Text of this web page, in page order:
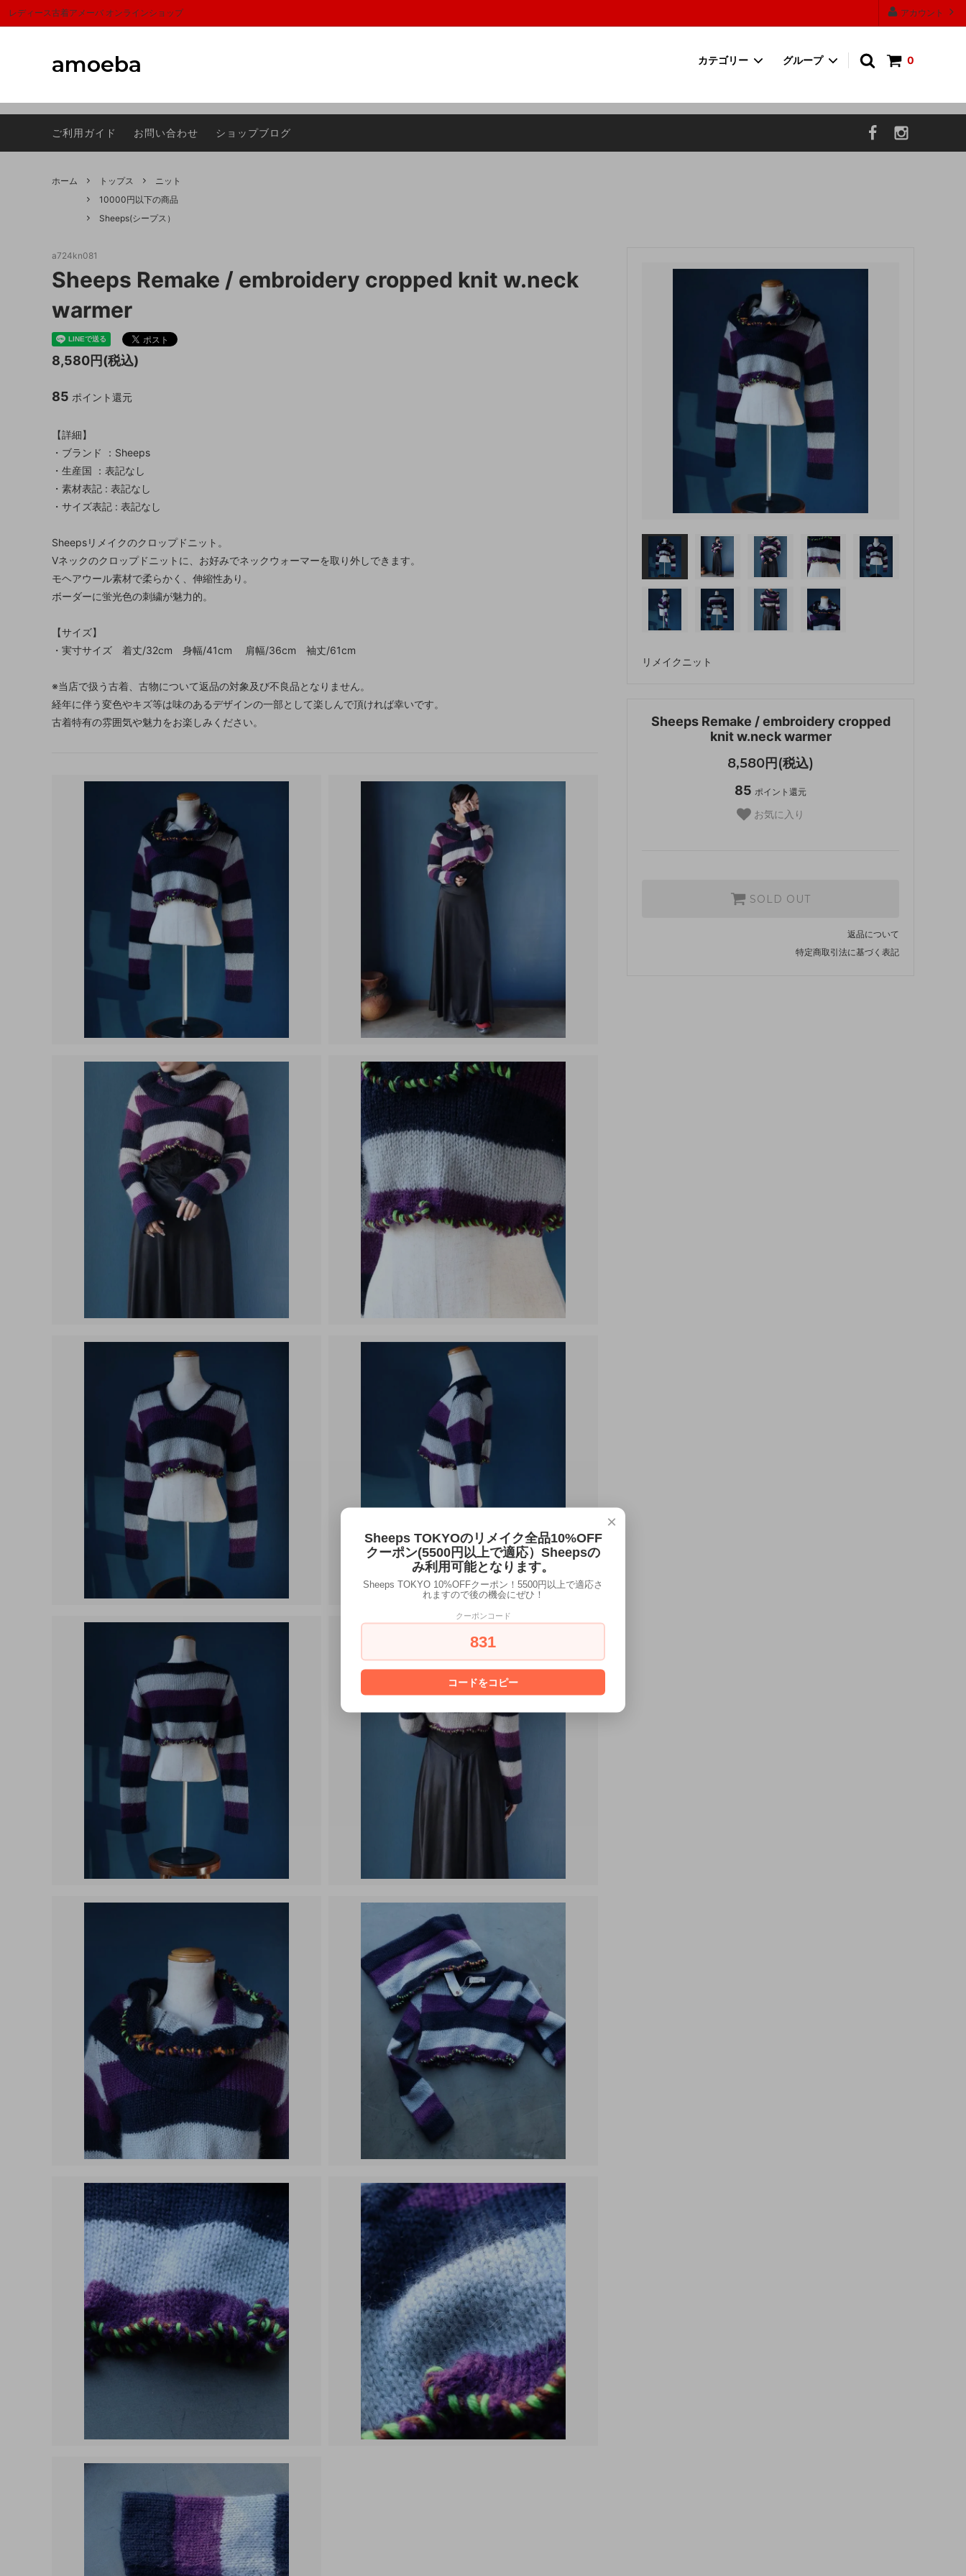
アカウント
レディース古着アメーバ オンラインショップ
amoeba 0
カテゴリー
スカーフ シューズ
グループ
Sheeps(シープス） ラグマット
ェ)
ご利用ガイド お問い合わせ ショップブログ
ホーム トップス
ニット
10000円以下の商品
Sheeps(シープス）
リメイクニット
Sheeps Remake / embroidery cropped
knit w.neck warmer
8,580円(税込)
85 ポイント還元
お気に入り
SOLD OUT
返品について
特定商取引法に基づく表記
a724kn081
Sheeps Remake / embroidery cropped knit w.neck
warmer
8,580円(税込)
85 ポイント還元
【詳細】
・ブランド ：Sheeps
・生産国 ：表記なし
・素材表記 : 表記なし
・サイズ表記 : 表記なし
Sheepsリメイクのクロップドニット。
Vネックのクロップドニットに、お好みでネックウォーマーを取り外しできます。
モヘアウール素材で柔らかく、伸縮性あり。
ボーダーに蛍光色の刺繍が魅力的。
【サイズ】
・実寸サイズ 着丈/32cm 身幅/41cm 肩幅/36cm 袖丈/61cm
※当店で扱う古着、古物について返品の対象及び不良品となりません。
経年に伴う変色やキズ等は味のあるデザインの一部として楽しんで頂ければ幸いです。
古着特有の雰囲気や魅力をお楽しみください。
×
Sheeps TOKYOのリメイク全品10%OFF
クーポン(5500円以上で適応）Sheepsの
み利用可能となります。
Sheeps TOKYO 10%OFFクーポン！5500円以上で適応さ
れますので後の機会にぜひ！
クーポンコード
831
コードをコピー